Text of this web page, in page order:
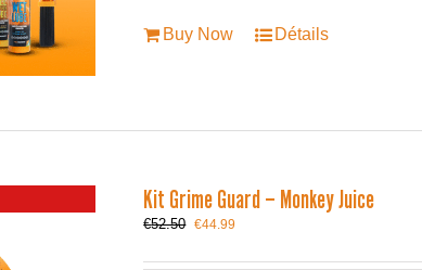
Buy Now Détails
Kit Grime Guard – Monkey Juice
€52.50 Le
initial
€44.99
actuel